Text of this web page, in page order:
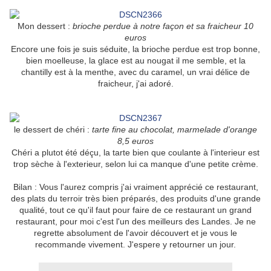
Mon dessert : brioche perdue à notre façon et sa fraicheur 10
euros
Encore une fois je suis séduite, la brioche perdue est trop bonne,
bien moelleuse, la glace est au nougat il me semble, et la
chantilly est à la menthe, avec du caramel, un vrai délice de
fraicheur, j'ai adoré.
le dessert de chéri : tarte fine au chocolat, marmelade d'orange
8,5 euros
Chéri a plutot été déçu, la tarte bien que coulante à l'interieur est
trop sèche à l'exterieur, selon lui ca manque d'une petite crème.
Bilan : Vous l'aurez compris j'ai vraiment apprécié ce restaurant,
des plats du terroir très bien préparés, des produits d'une grande
qualité, tout ce qu'il faut pour faire de ce restaurant un grand
restaurant, pour moi c'est l'un des meilleurs des Landes. Je ne
regrette absolument de l'avoir découvert et je vous le
recommande vivement. J'espere y retourner un jour.